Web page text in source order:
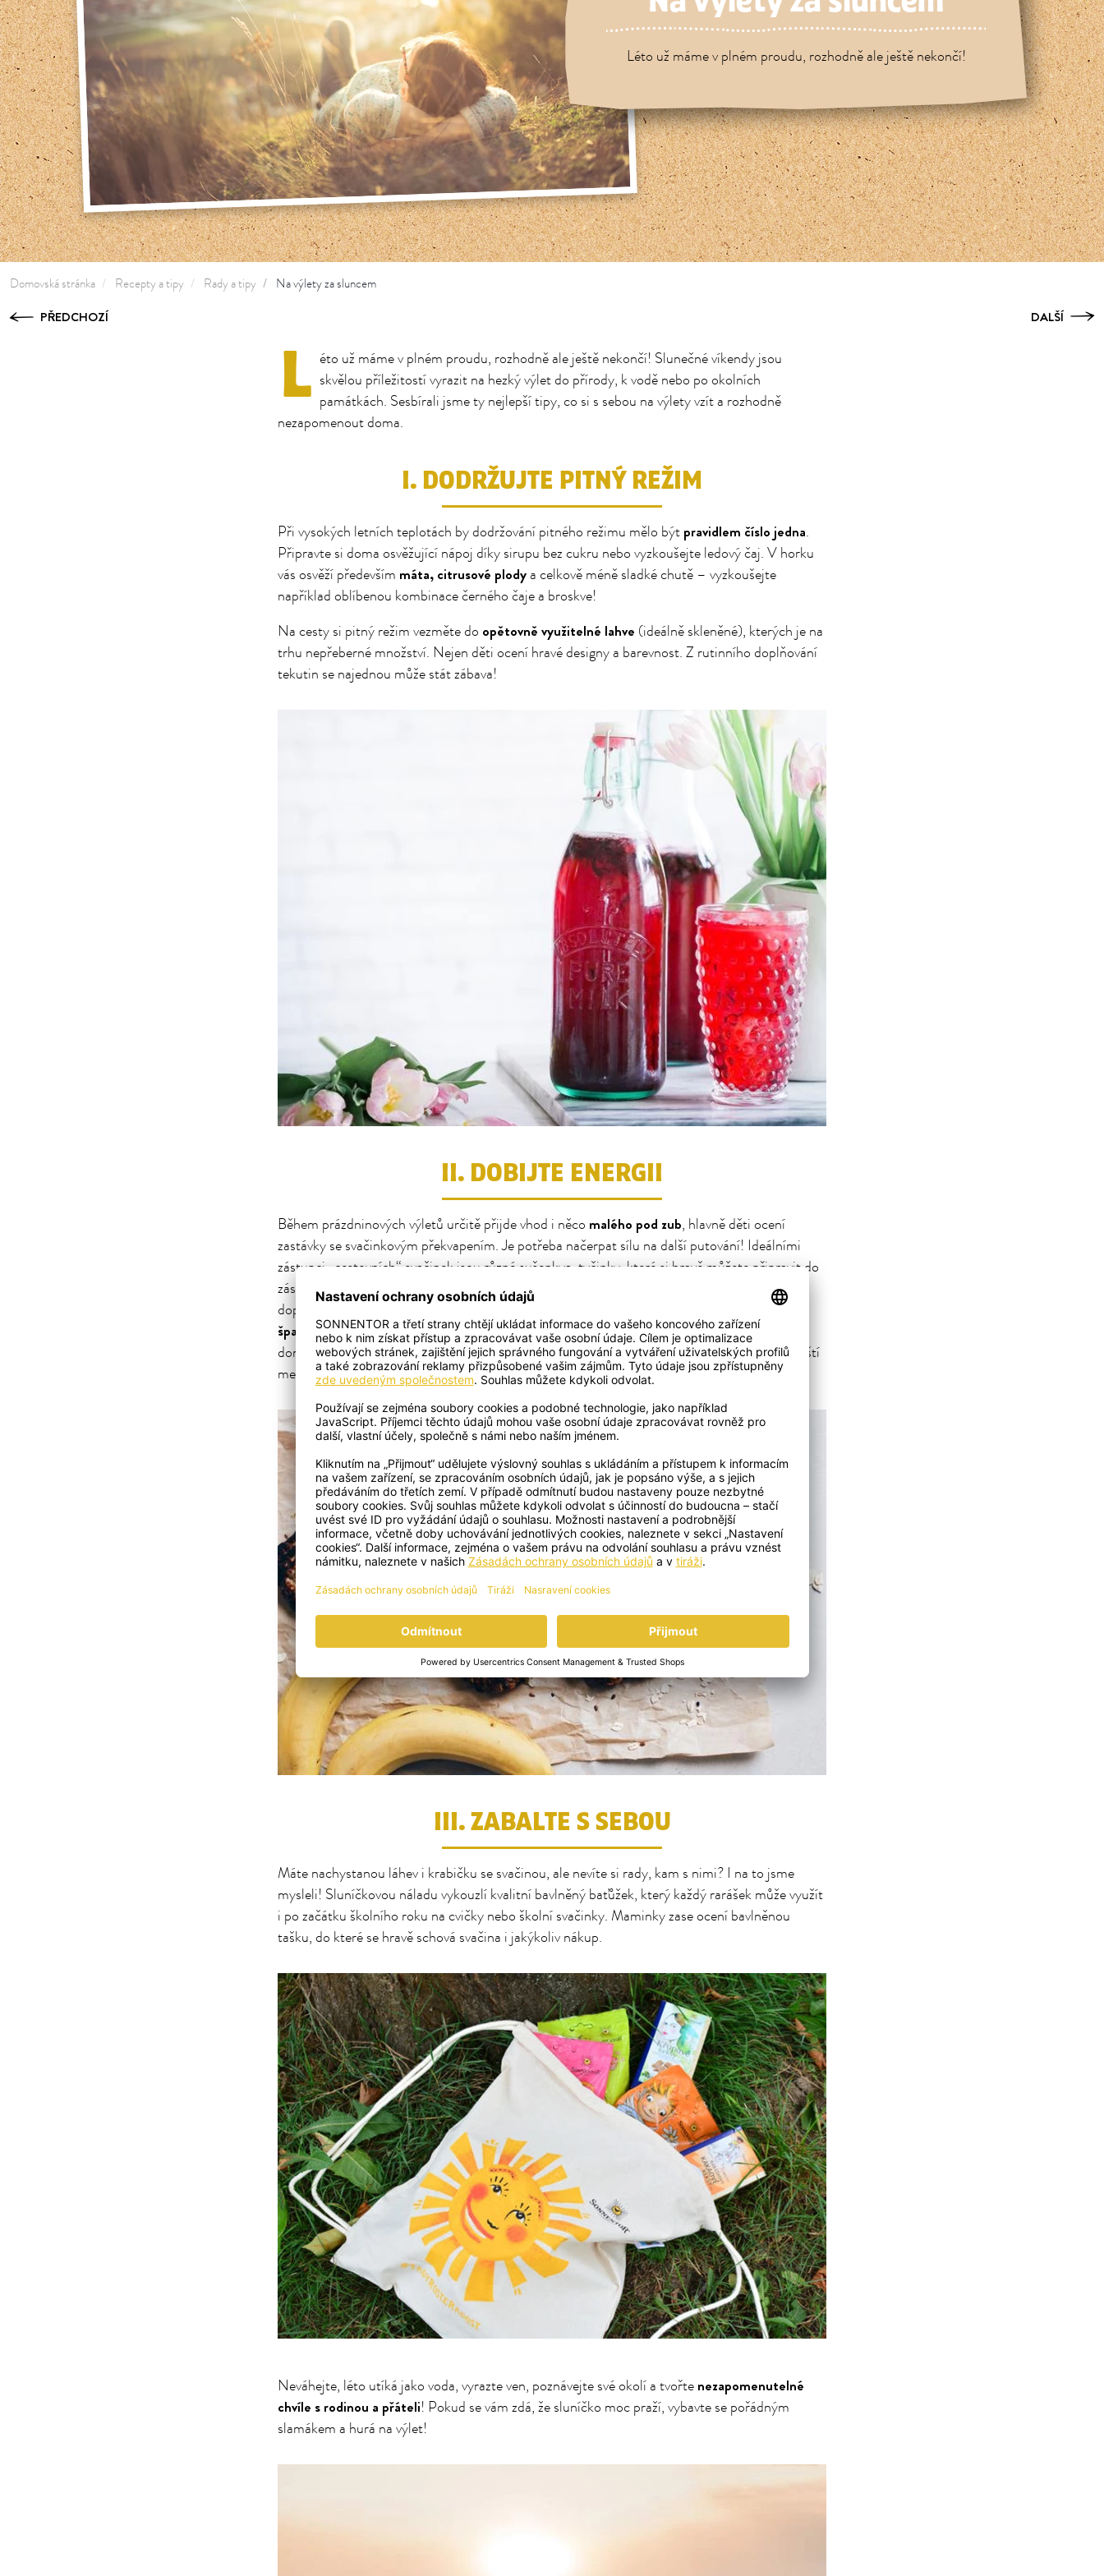
Léto už máme v plném proudu, rozhodně ale ještě nekončí!
Domovská stránka Recepty a tipy Rady a tipy Na výlety za sluncem
PŘEDCHOZÍ DALŠÍ
L éto už máme v plném proudu, rozhodně ale ještě nekončí! Slunečné víkendy jsou
skvělou příležitostí vyrazit na hezký výlet do přírody, k vodě nebo po okolních
památkách. Sesbírali jsme ty nejlepší tipy, co si s sebou na výlety vzít a rozhodně
nezapomenout doma.
I. DODRŽUJTE PITNÝ REŽIM
Při vysokých letních teplotách by dodržování pitného režimu mělo být pravidlem číslo jedna.
Připravte si doma osvěžující nápoj díky sirupu bez cukru nebo vyzkoušejte ledový čaj. V horku
vás osvěží především máta, citrusové plodya celkově méně sladké chutě – vyzkoušejte
například oblíbenou kombinace černého čaje a broskve!
Na cesty si pitný režim vezměte do opětovně využitelné lahve (ideálně skleněné), kterých je na
trhu nepřeberné množství. Nejen děti ocení hravé designy a barevnost. Z rutinního doplňování
tekutin se najednou může stát zábava!
II. DOBIJTE ENERGII
Během prázdninových výletů určitě přijde vhod i něco malého pod zub, hlavně děti ocení
zastávky se svačinkovým překvapením. Je potřeba načerpat sílu na další putování! Ideálními
zástupci „cestovních“ svačinek jsou různé sušenkya tyčinky, které si hravě můžete připravit do
zásoby i doma. Slanou variantou lehkého oběda pak jsou různé
(my za všechny
doporučujeme mrkvovou s Andělem strážným), které můžou malí i velcí nabírat pomocí
špalíčků zeleniny, ovoce nebo krekrů. A pokud nemáte čas stát v kuchyni a připravit svačinu
doma, vězte, že na cesty se perfektně hodí třeba i naše Raráškovy kakaové keksy nebo veganští
medvídci, kteří zaručeně zvednou náladu.
III. ZABALTE S SEBOU
Máte nachystanou láhev i krabičku se svačinou, ale nevíte si rady, kam s nimi? I na to jsme
mysleli! Sluníčkovou náladu vykouzlí kvalitní bavlněný baťůžek, který každý rarášek může využít
i po začátku školního roku na cvičky nebo školní svačinky. Maminky zase ocení bavlněnou
tašku, do které se hravě schová svačina i jakýkoliv nákup.
Neváhejte, léto utíká jako voda, vyrazte ven, poznávejte své okolí a tvořte nezapomenutelné
chvíle s rodinou a přáteli! Pokud se vám zdá, že sluníčko moc praží, vybavte se pořádným
slamákem a hurá na výlet!